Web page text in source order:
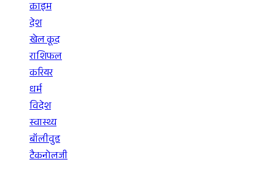
क्राइम
देश
खेल कूद
राशिफल
करियर
धर्म
विदेश
स्वास्थ्य
बॉलीवुड
टैकनोलजी